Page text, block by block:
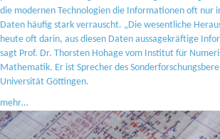
die modernen Technologien die Informationen oft nur
Daten häufig stark verrauscht. „Die wesentliche
heute oft darin, aus diesen Daten aussagekräftige
sagt Prof. Dr. Thorsten Hohage vom Institut für
Mathematik. Er ist Sprecher des
Universität Göttingen.
mehr…